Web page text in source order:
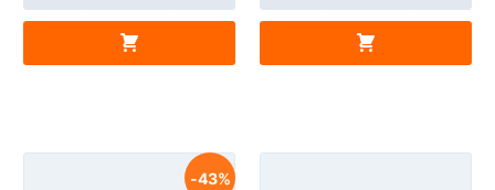
43